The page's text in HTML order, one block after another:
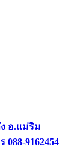
อ.แม่ริม
9162454